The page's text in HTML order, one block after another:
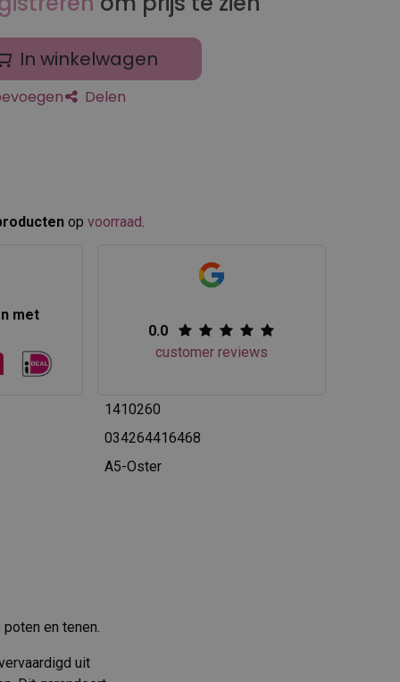
In winkelwagen
Delen
op voorraad
met
0.0
customer reviews
1410260
034264416468
A5-Oster
en tenen.
uit